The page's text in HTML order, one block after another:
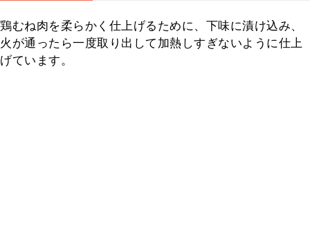
鶏むね肉を柔らかく仕上げるために、下味に漬け込み、
火が通ったら一度取り出して加熱しすぎないように仕上
げています。